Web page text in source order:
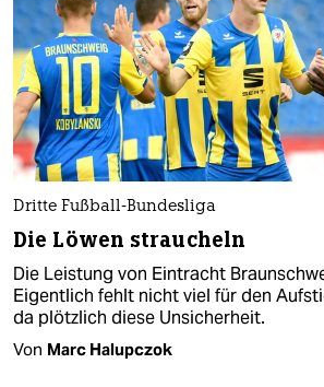
Dritte Fußball-Bundesliga
Die Löwen straucheln
Die Leistung von Eintracht
Eigentlich fehlt nicht viel für den
da plötzlich diese Unsicherheit.
Von Marc Halupczok